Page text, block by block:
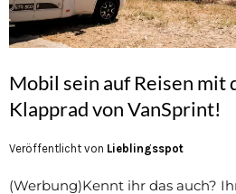
Mobil sein auf Reisen mit
Klapprad von VanSprint!
Veröffentlicht von Lieblingsspot
(Werbung)Kennt ihr das auch?